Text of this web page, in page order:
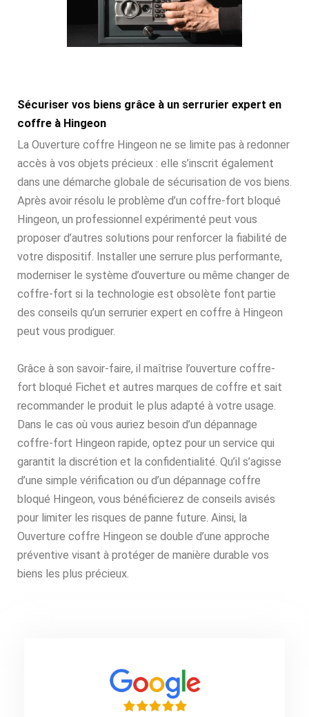
Sécuriser vos biens grâce à un serrurier expert en
coffre à Hingeon
La Ouverture coffre Hingeon ne se limite pas à redonner
accès à vos objets précieux : elle s’inscrit également
dans une démarche globale de sécurisation de vos biens.
Après avoir résolu le problème d’un coffre-fort bloqué
Hingeon, un professionnel expérimenté peut vous
proposer d’autres solutions pour renforcer la fiabilité de
votre dispositif. Installer une serrure plus performante,
moderniser le système d’ouverture ou même changer de
coffre-fort si la technologie est obsolète font partie
des conseils qu’un serrurier expert en coffre à Hingeon
peut vous prodiguer.
Grâce à son savoir-faire, il maîtrise l’ouverture coffre-
fort bloqué Fichet et autres marques de coffre et sait
recommander le produit le plus adapté à votre usage.
Dans le cas où vous auriez besoin d’un dépannage
coffre-fort Hingeon rapide, optez pour un service qui
garantit la discrétion et la confidentialité. Qu’il s’agisse
d’une simple vérification ou d’un dépannage coffre
bloqué Hingeon, vous bénéficierez de conseils avisés
pour limiter les risques de panne future. Ainsi, la
Ouverture coffre Hingeon se double d’une approche
préventive visant à protéger de manière durable vos
biens les plus précieux.